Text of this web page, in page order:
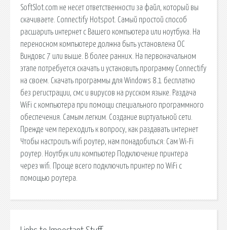
SoftSlot.com не несет ответственности за файл, который вы
скачиваете. Connectify Hotspot. Самый простой способ
расшарить интернет с Вашего компьютера или ноутбука. На
переносном компьютере должна быть установлена ОС
Виндовс 7 или выше. В более ранних. На первоначальном
этапе потребуется скачать и установить программу Connectify
на своем. Скачать программы для Windows 8.1 бесплатно
без регистрации, смс и вирусов на русском языке. Раздача
WiFi с компьютера при помощи специального программного
обеспечения. Самым легким. Создание виртуальной сети.
Прежде чем переходить к вопросу, как раздавать интернет
Чтобы настроить wifi роутер, нам понадобиться: Сам Wi-Fi
роутер. Ноутбук или компьютер Подключение принтера
через wifi. Проще всего подключить принтер по WiFi с
помощью роутера.